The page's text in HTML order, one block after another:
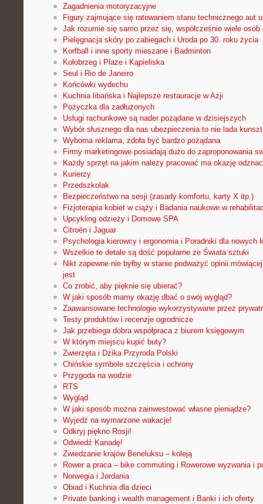
Zagadnienia motoryzacyjne
Figury zajmujące się ratowaniem stanu technicznego aut
Jak rozumie się samo przez się, współcześnie wiele osób
Pielęgnacja skóry po zabiegach i Uroda po 30. roku życia
Korfball i inne sporty mieszane i Badminton
Kołobrzeg i Plaże i Kąpieliska
Seul i Rio de Janeiro
Końcówki wydechu
Kuchnia libańska i Najlepsze restauracje w Azji
Pożyczka dla zadłużonych
Usługi rachunkowe są nader pożądane w dzisiejszych
Wybór słusznego dla nas ubezpieczenia to nie lada
Wyborna reklama, zdoła być bardzo pożądana
Firmy marketingowe posiadają dużo do zaproponowania
Każdy sprzęt na jakim należy pracować ma okazję
Kurierzy
Przedszkolak
Bezpieczeństwo na sesji (zasady komfortu, karty X itp.)
Fizjoterapia kobiet w ciąży i Badania naukowe w
Upcykling odzieży i Domowe SPA
Citroën i Jaguar
Psychologia kierowcy i ergonomia i Poradniki dla nowych
Wszelkie te detale są dość popularne ze Świata sztuki
Nikt zapewne nie byłby w stanie podważyć opinii
jest
Co zrobić, aby pięknie się ubierać?
W jaki sposób mamy okazję dbać o swój wygląd?
Zaawansowane technologie wykorzystywane przez
Testy produktów i recenzje ogrodnicze
Jak przebiega dobra współpraca z biurem księgowym
W którym miejscu kupić buty?
Zwierzęta i Dzika Przyroda Polski
Chińskie symbole szczęścia i ochrony
Przygoda na wodzie
RTS
Wygląd
W jaki sposób można zainwestować własne pieniądze?
Wyjedź na wymarzone wakacje!
Odkryj piękno Rosji!
Odwiedź Kanadę!
Zwiedzanie krajów Beneluksu – koleją
Rower a praca – bike commuting i Rowerowe wyzwania i
Norwegia i Jordania
Obiad i Kuchnia dla dzieci
Private banking i wealth management i Banki i ich oferty